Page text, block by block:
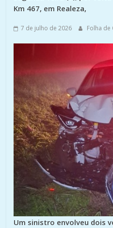
Km 467, em Realeza,
7 de julho de 2026 Folha de
Um sinistro envolveu dois